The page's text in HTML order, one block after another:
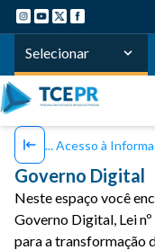
Selecionar
Acesso à
Governo Digital
Neste espaço você
Governo Digital, Lei
para a transformação